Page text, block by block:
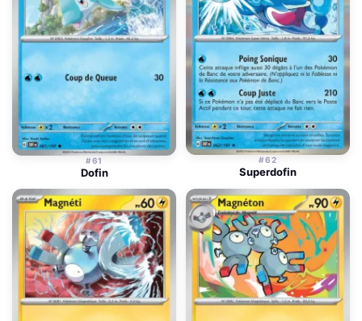
#61
Dofin
#62
Superdofin